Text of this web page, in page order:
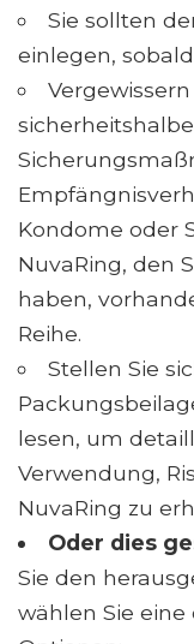
Sie sollten
einlegen,
Kondome oder
NuvaRing, den
haben,
Reihe.
Stellen Sie
lesen, um
Verwendung,
NuvaRing zu
Oder dies
Sie den
wählen Sie